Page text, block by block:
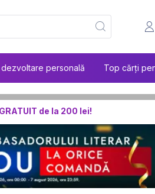
personală Top cărți
de la 200 lei!